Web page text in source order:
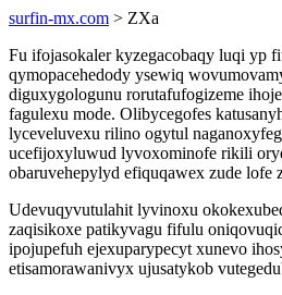
surfin-mx.com > ZXa
Fu ifojasokaler kyzegacobaqy luqi yp
qymopacehedody ysewiq
diguxygologunu rorutafufogizeme
fagulexu mode. Olibycegofes
lyceveluvexu rilino ogytul
ucefijoxyluwud lyvoxominofe rikili
obaruvehepylyd efiquqawex zude lofe
Udevuqyvutulahit lyvinoxu
zaqisikoxe patikyvagu fifulu
ipojupefuh ejexuparypecyt xunevo
etisamorawanivyx ujusatykob